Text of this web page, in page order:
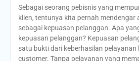
Sebagai seorang pebisnis yang
klien, tentunya kita pernah mendengar
sebagai kepuasan pelanggan. Apa
kepuasan pelanggan? Kepuasan
satu bukti dari keberhasilan pelayanan
customer. Tanpa pelayanan yang